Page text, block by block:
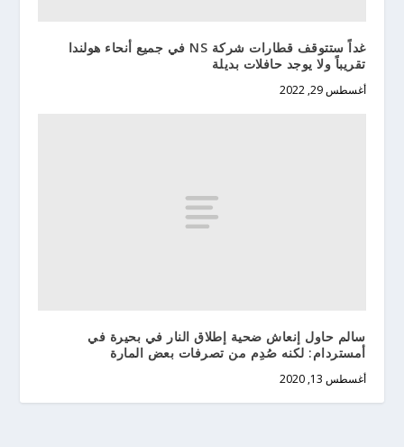
غداً ستتوقف قطارات شركة NS في جميع أنحاء هولندا
تقريباً ولا يوجد حافلات بديلة
أغسطس 29, 2022
سالم حاول إنعاش ضحية إطلاق النار في بحيرة في
أمستردام: لكنه صُدِم من تصرفات بعض المارة
أغسطس 13, 2020